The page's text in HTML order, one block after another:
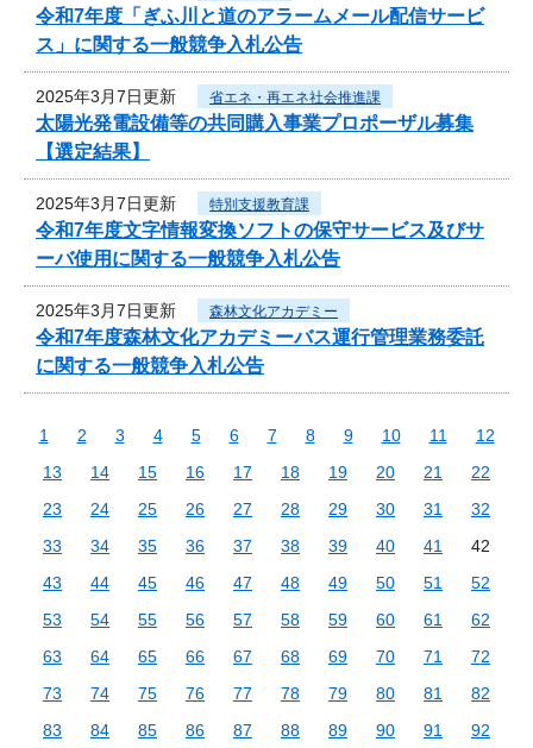
令和7年度「ぎふ川と道のアラームメール配信サービ
ス」に関する一般競争入札公告
2025年3月7日更新 省エネ・再エネ社会推進課
太陽光発電設備等の共同購入事業プロポーザル募集
【選定結果】
2025年3月7日更新 特別支援教育課
令和7年度文字情報変換ソフトの保守サービス及びサ
ーバ使用に関する一般競争入札公告
2025年3月7日更新 森林文化アカデミー
令和7年度森林文化アカデミーバス運行管理業務委託
に関する一般競争入札公告
1 2 3 4 5 6 7 8 9 10 11
12
13
14 15 16 17 18 19 20 21
22
23
24 25 26 27 28 29 30 31
32
33
34 35 36 37 38 39 40 41
42
43
44 45 46 47 48 49 50 51
52
53
54 55 56 57 58 59 60 61
62
63
64 65 66 67 68 69 70 71
72
73
74 75 76 77 78 79 80 81
82
83
84 85 86 87 88 89 90 91
92